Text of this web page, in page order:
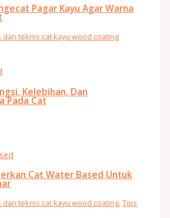
Pagar Kayu Agar Warna
dan teknis cat kayu wood coating
Kelebihan, Dan
Pada Cat
Cat Water Based Untuk
dan teknis cat kayu wood coating,Tips